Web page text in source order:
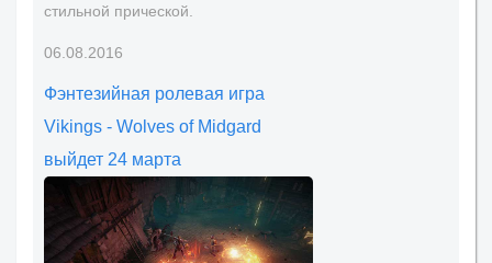
стильной прической.
06.08.2016
Фэнтезийная ролевая игра
Vikings - Wolves of Midgard
выйдет 24 марта